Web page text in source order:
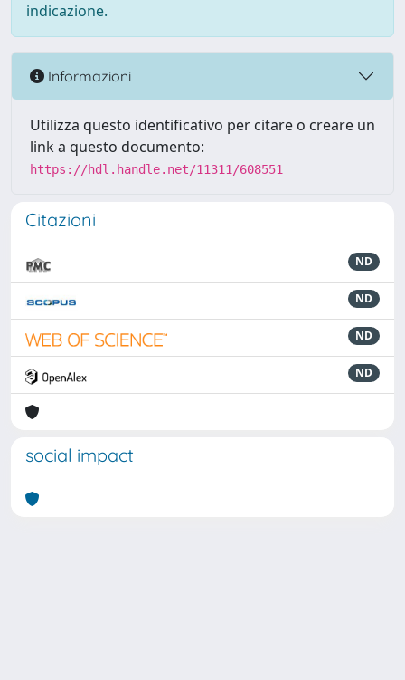
indicazione.
Informazioni
Utilizza questo identificativo per citare o creare un
link a questo documento:
https://hdl.handle.net/11311/608551
Citazioni
ND
ND
ND
ND
social impact